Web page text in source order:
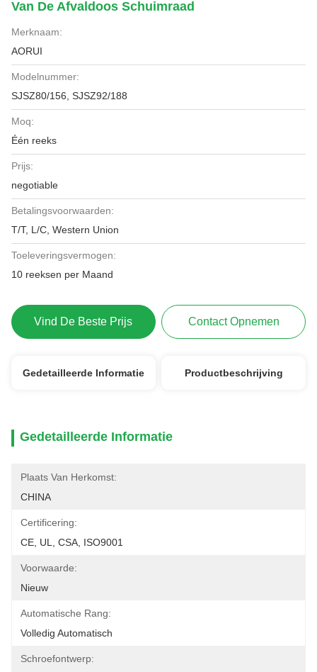
Van De Afvaldoos Schuimraad
Merknaam:
AORUI
Modelnummer:
SJSZ80/156, SJSZ92/188
Moq:
Één reeks
Prijs:
negotiable
Betalingsvoorwaarden:
T/T, L/C, Western Union
Toeleveringsvermogen:
10 reeksen per Maand
Vind De Beste Prijs Contact Opnemen
Gedetailleerde Informatie Productbeschrijving
Gedetailleerde Informatie
Plaats Van Herkomst:
CHINA
Certificering:
CE, UL, CSA, ISO9001
Voorwaarde:
Nieuw
Automatische Rang:
Volledig Automatisch
Schroefontwerp: